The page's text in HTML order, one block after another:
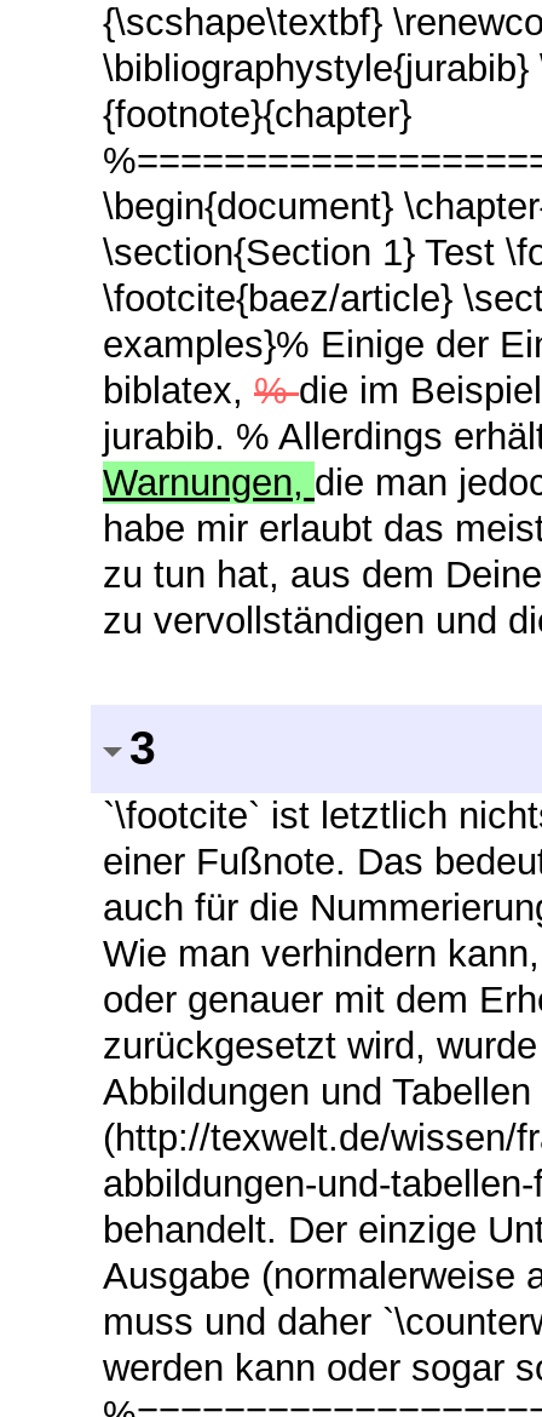
{\scshape\textbf}
{footnote}{chapter}
\begin{document}
\section{Section 1} Test
\footcite{baez/article}
examples}% Einige der
biblatex, %die im
jurabib. % Allerdings
Warnungen, die man
habe mir erlaubt das
zu tun hat, aus dem
zu vervollständigen und
3
`\footcite` ist letztlich
einer Fußnote. Das
auch für die
Wie man verhindern
oder genauer mit dem
zurückgesetzt wird,
Abbildungen und
(http://texwelt.de/wissen/
abbildungen-und-
behandelt. Der einzige
Ausgabe (normalerweise
muss und daher
werden kann oder sogar